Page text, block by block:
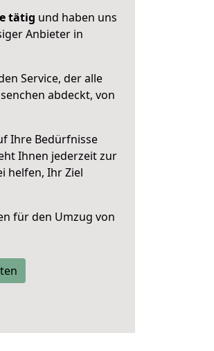
tätig und haben uns
Anbieter in
Service, der alle
abdeckt, von
Ihre Bedürfnisse
Ihnen jederzeit zur
helfen, Ihr Ziel
für den Umzug von